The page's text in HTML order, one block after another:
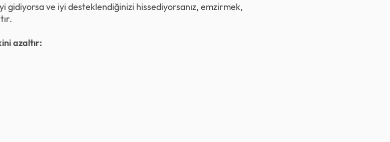
gidiyorsa ve iyi desteklendiğinizi hissediyorsanız, emzirmek,
azaltır: